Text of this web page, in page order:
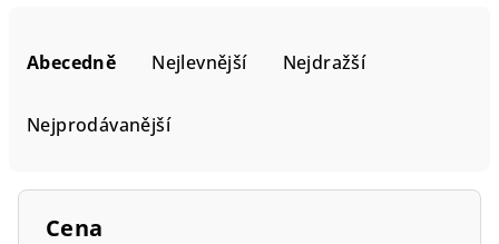
Abecedně Nejlevnější Nejdražší
Nejprodávanější
Cena